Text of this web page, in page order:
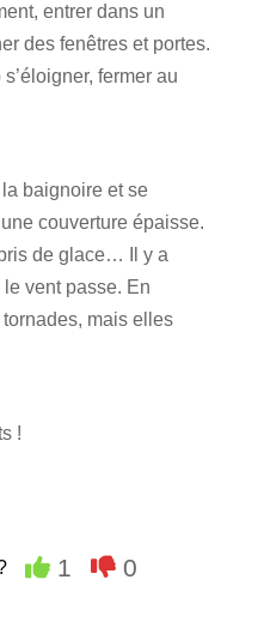
entrer dans un
des fenêtres et portes.
fermer au
baignoire et se
couverture épaisse.
de glace… Il y a
vent passe. En
mais elles
!
1 0